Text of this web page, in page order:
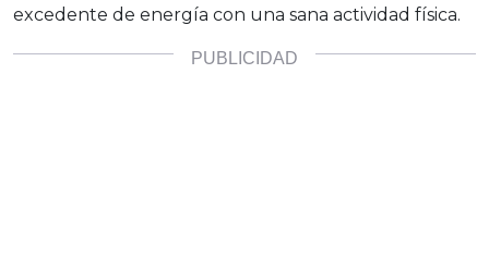
excedente de energía con una sana actividad física.